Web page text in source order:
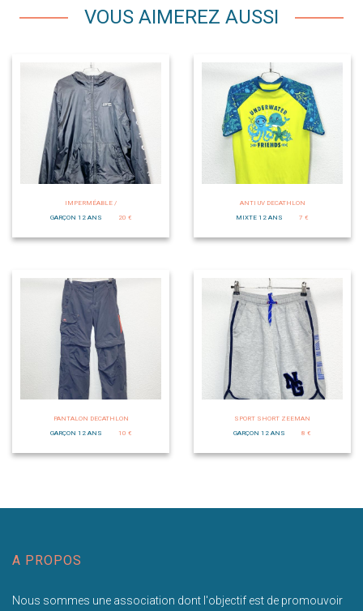
VOUS AIMEREZ AUSSI
IMPERMÉABLE /
GARÇON 12 ANS
20 €
ANTI UV DECATHLON
MIXTE 12 ANS
7 €
PANTALON DECATHLON
GARÇON 12 ANS
10 €
SPORT SHORT ZEEMAN
GARÇON 12 ANS
8 €
A PROPOS
Nous sommes une association dont l'objectif est de promouvoir